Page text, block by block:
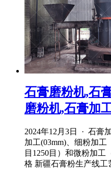
石膏磨粉机,石
磨粉机,石膏加
2024年12月3日 · 石膏
加工(03mm)、细粉加工
目1250目）和微粉加工
格 新疆石膏粉生产线